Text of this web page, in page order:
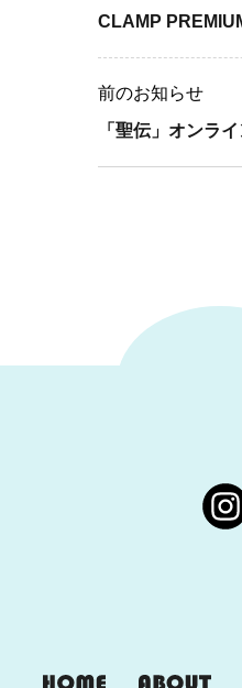
CLAMP
前のお知らせ
「聖伝」オンラ